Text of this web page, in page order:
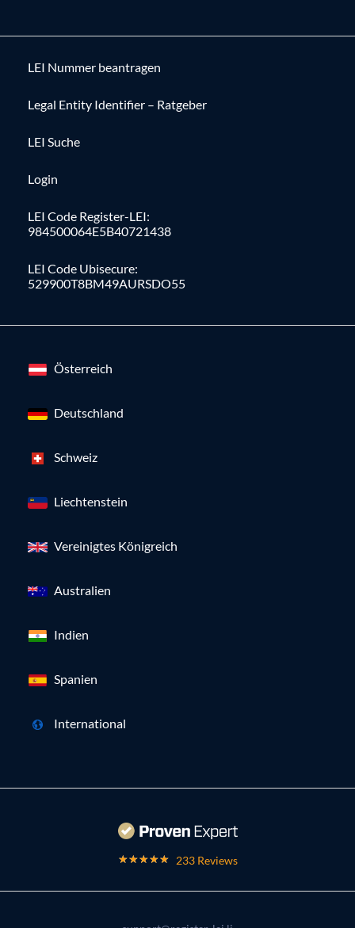
LEI Nummer beantragen
Legal Entity Identifier – Ratgeber
LEI Suche
Login
LEI Code Register-LEI:
984500064E5B40721438
LEI Code Ubisecure:
529900T8BM49AURSDO55
Österreich
Deutschland
Schweiz
Liechtenstein
Vereinigtes Königreich
Australien
Indien
Spanien
International
233 Reviews